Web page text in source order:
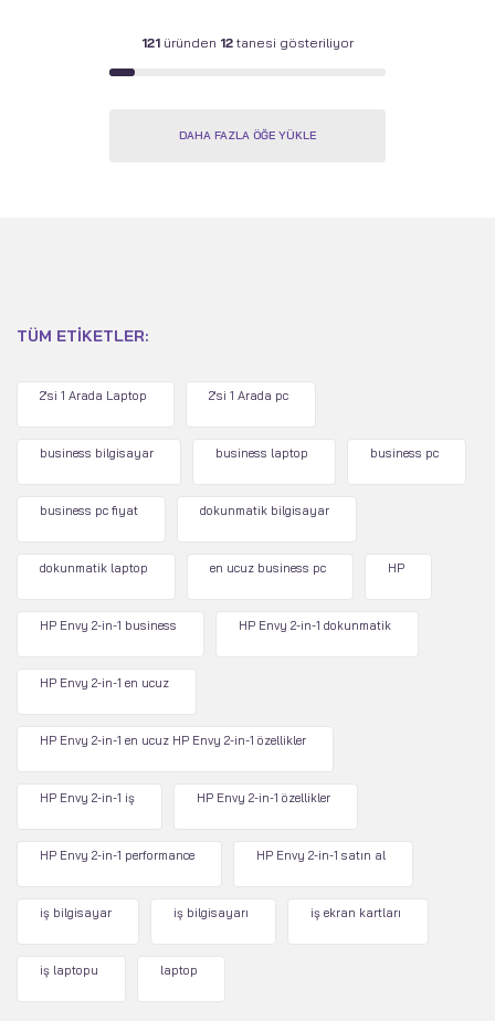
121 üründen 12 tanesi gösteriliyor
DAHA FAZLA ÖĞE YÜKLE
TÜM ETIKETLER:
2'si 1 Arada Laptop 2'si 1 Arada pc
business bilgisayar business laptop business pc
business pc fiyat dokunmatik bilgisayar
dokunmatik laptop en ucuz business pc HP
HP Envy 2-in-1 business HP Envy 2-in-1 dokunmatik
HP Envy 2-in-1 en ucuz
HP Envy 2-in-1 en ucuz HP Envy 2-in-1 özellikler
HP Envy 2-in-1 iş HP Envy 2-in-1 özellikler
HP Envy 2-in-1 performance HP Envy 2-in-1 satın al
iş bilgisayar iş bilgisayarı iş ekran kartları
iş laptopu laptop